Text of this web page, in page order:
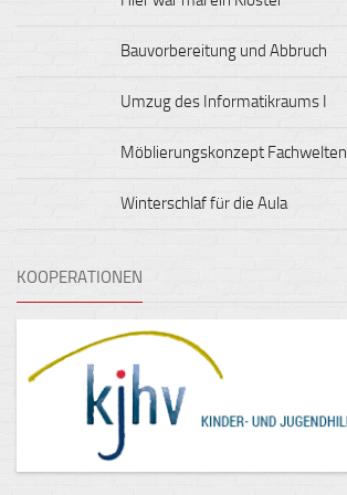
Bauvorbereitung und Abbruch
Umzug des Informatikraums I
Möblierungskonzept Fachwelten
Winterschlaf für die Aula
KOOPERATIONEN